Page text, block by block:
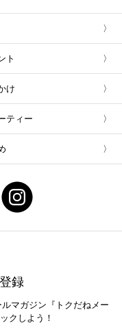
ト
け
ティー
録
マガジン『トクだねメー
クしよう！